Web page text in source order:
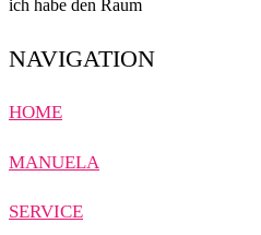
ich habe den Raum
NAVIGATION
HOME
MANUELA
SERVICE